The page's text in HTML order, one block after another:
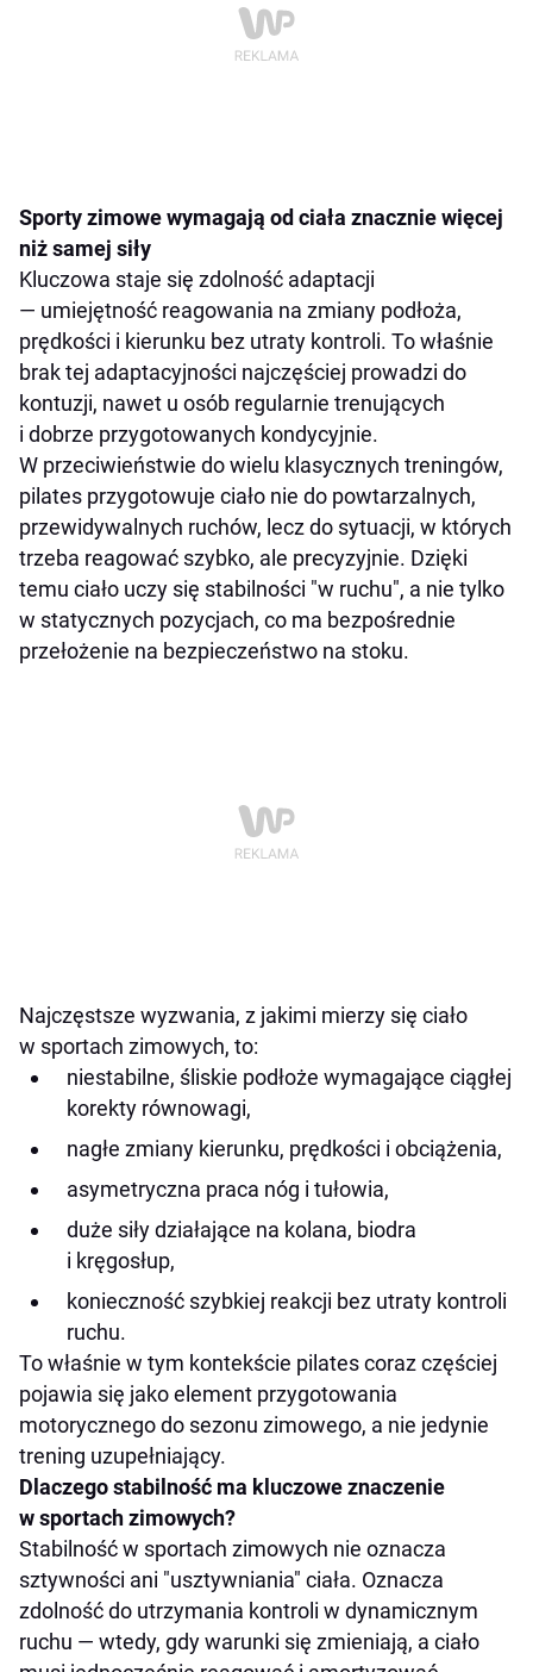
Sporty zimowe wymagają od ciała znacznie więcej
niż samej siły
Kluczowa staje się zdolność adaptacji
— umiejętność reagowania na zmiany podłoża,
prędkości i kierunku bez utraty kontroli. To właśnie
brak tej adaptacyjności najczęściej prowadzi do
kontuzji, nawet u osób regularnie trenujących
i dobrze przygotowanych kondycyjnie.
W przeciwieństwie do wielu klasycznych treningów,
pilates przygotowuje ciało nie do powtarzalnych,
przewidywalnych ruchów, lecz do sytuacji, w których
trzeba reagować szybko, ale precyzyjnie. Dzięki
temu ciało uczy się stabilności "w ruchu", a nie tylko
w statycznych pozycjach, co ma bezpośrednie
przełożenie na bezpieczeństwo na stoku.
Najczęstsze wyzwania, z jakimi mierzy się ciało
w sportach zimowych, to:
niestabilne, śliskie podłoże wymagające ciągłej
korekty równowagi,
nagłe zmiany kierunku, prędkości i obciążenia,
asymetryczna praca nóg i tułowia,
duże siły działające na kolana, biodra
i kręgosłup,
konieczność szybkiej reakcji bez utraty kontroli
ruchu.
To właśnie w tym kontekście pilates coraz częściej
pojawia się jako element przygotowania
motorycznego do sezonu zimowego, a nie jedynie
trening uzupełniający.
Dlaczego stabilność ma kluczowe znaczenie
w sportach zimowych?
Stabilność w sportach zimowych nie oznacza
sztywności ani "usztywniania" ciała. Oznacza
zdolność do utrzymania kontroli w dynamicznym
ruchu — wtedy, gdy warunki się zmieniają, a ciało